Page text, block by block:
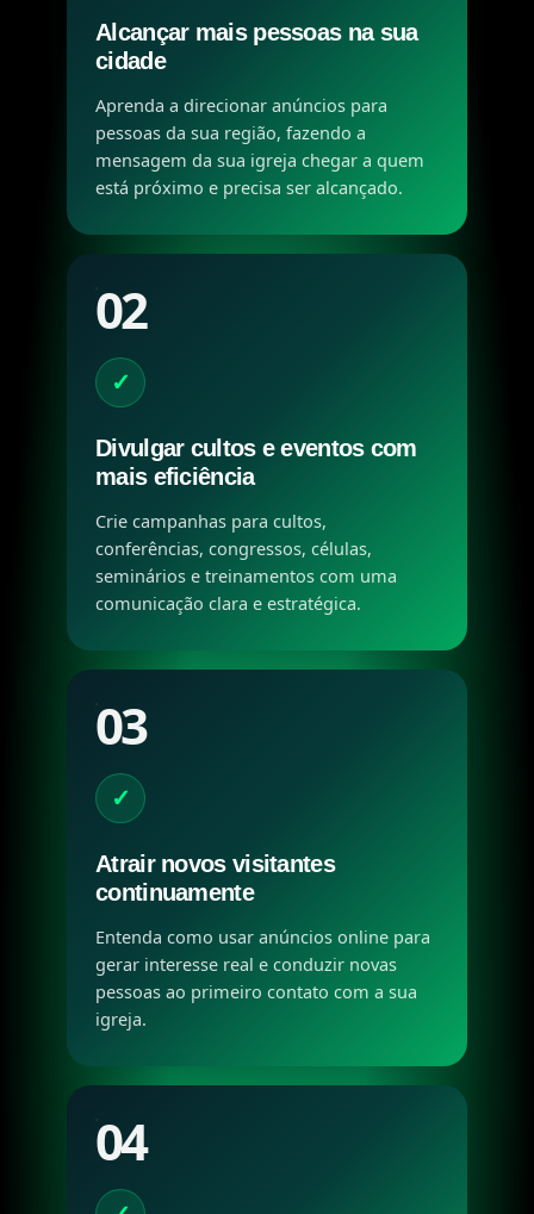
Alcançar mais pessoas na sua
cidade
Aprenda a direcionar anúncios para
pessoas da sua região, fazendo a
mensagem da sua igreja chegar a quem
está próximo e precisa ser alcançado.
02
✓
Divulgar cultos e eventos com
mais eficiência
Crie campanhas para cultos,
conferências, congressos, células,
seminários e treinamentos com uma
comunicação clara e estratégica.
03
✓
Atrair novos visitantes
continuamente
Entenda como usar anúncios online para
gerar interesse real e conduzir novas
pessoas ao primeiro contato com a sua
igreja.
04